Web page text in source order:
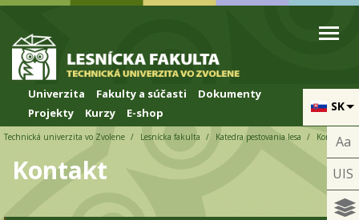
Skip to cookies
Skip to navigation
Skočiť na hlavný obsah
SK
Univerzita Fakulty a súčasti
Dokumenty
Projekty
Kurzy E-shop
Aa
UIS
Technická univerzita vo Zvolene Lesnícka fakulta Katedra pestovania lesa Kontakt
Kontakt